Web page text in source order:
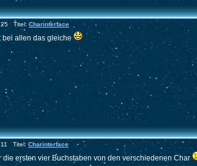
Titel: Charinterface
bei allen das gleiche
Titel: Charinterface
ersten vier Buchstaben von den verschiedenen Char